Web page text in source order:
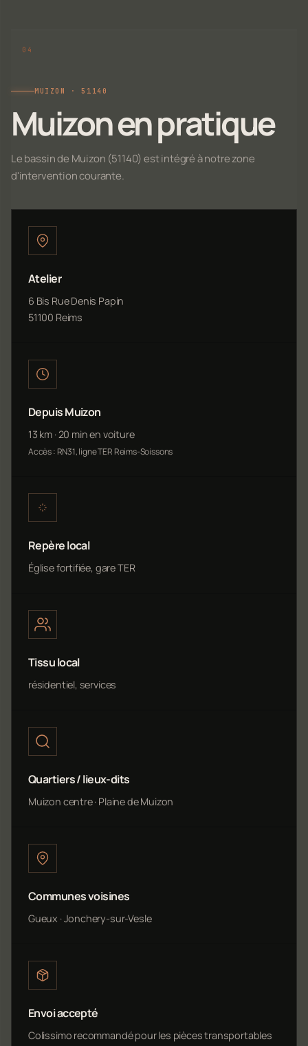
MUIZON · 51140
Muizon en pratique
Le bassin de Muizon (51140) est intégré à notre zone
d'intervention courante.
Atelier
6 Bis Rue Denis Papin
51100 Reims
Depuis Muizon
13 km · 20 min en voiture
Accès : RN31, ligne TER Reims-Soissons
Repère local
Église fortifiée, gare TER
Tissu local
résidentiel, services
Quartiers / lieux-dits
Muizon centre · Plaine de Muizon
Communes voisines
Gueux · Jonchery-sur-Vesle
Envoi accepté
Colissimo recommandé pour les pièces transportables